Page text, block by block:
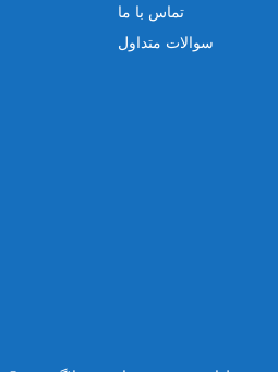
تماس با ما
سوالات متداول